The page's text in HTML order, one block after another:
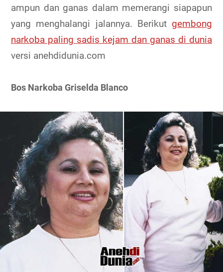
ampun dan ganas dalam memerangi siapapun
yang menghalangi jalannya. Berikut gembong
narkoba paling sadis kejam dan ganas di dunia
versi anehdidunia.com
Bos Narkoba Griselda Blanco